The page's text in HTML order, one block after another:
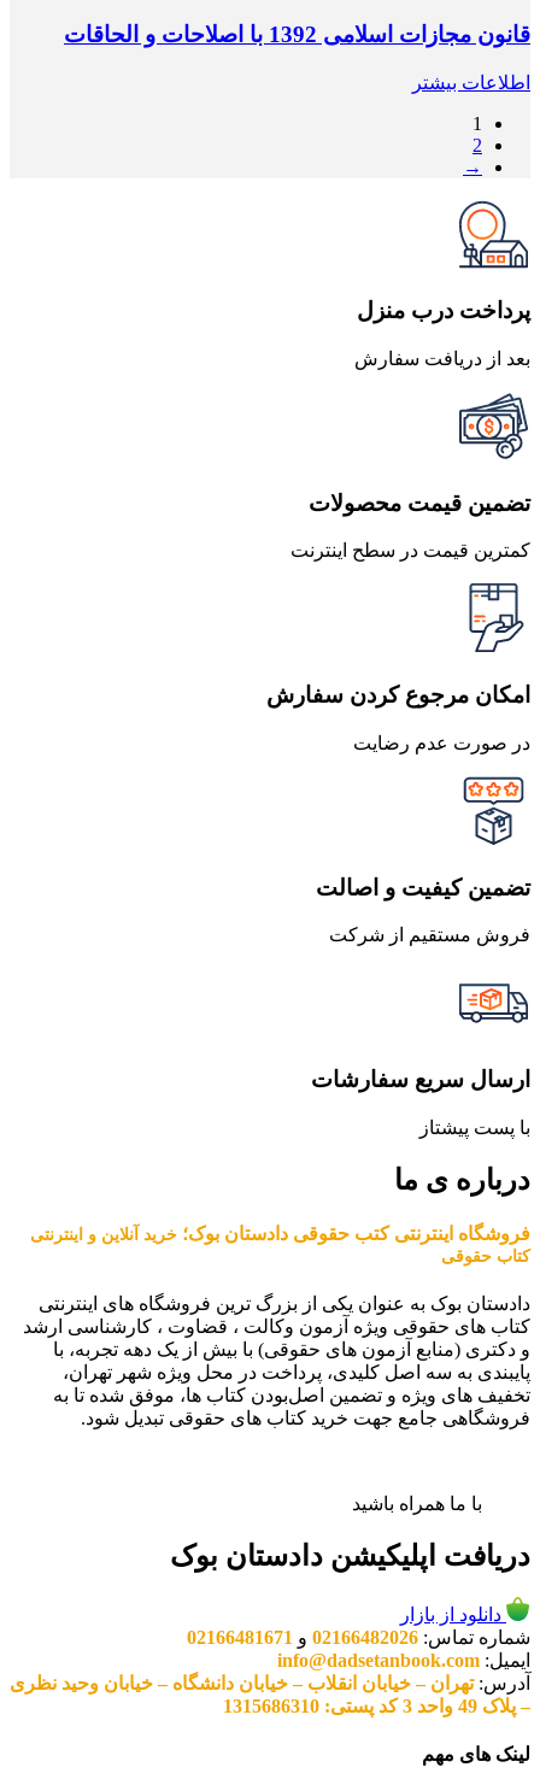
قانون مجازات اسلامی 1392 با اصلاحات و الحاقات
اطلاعات بیشتر
1
2
→
پرداخت درب منزل
بعد از دریافت سفارش
تضمین قیمت محصولات
کمترین قیمت در سطح اینترنت
امکان مرجوع کردن سفارش
در صورت عدم رضایت
تضمین کیفیت و اصالت
فروش مستقیم از شرکت
ارسال سریع سفارشات
با پست پیشتاز
درباره ی ما
فروشگاه اینترنتی کتب حقوقی دادستان بوک؛ خرید آنلاین و اینترنتی
کتاب حقوقی
دادستان بوک به عنوان یکی از بزرگ ترین فروشگاه های اینترنتی
کتاب های حقوقی ویژه آزمون وکالت ، قضاوت ، کارشناسی ارشد
و دکتری (منابع آزمون های حقوقی) با بیش از یک دهه تجربه، با
پایبندی به سه اصل کلیدی، پرداخت در محل ویژه شهر تهران،
تخفیف های ویژه و تضمین اصل‌بودن کتاب ها، موفق شده تا به
فروشگاهی جامع جهت خرید کتاب های حقوقی تبدیل شود.
با ما همراه باشید
دریافت اپلیکیشن دادستان بوک
دانلود از بازار
شماره تماس: 02166482026 و 02166481671
ایمیل: info@dadsetanbook.com
آدرس:تهران – خیابان انقلاب – خیابان دانشگاه – خیابان وحید نظری
– پلاک 49 واحد 3 کد پستی: 1315686310
لینک های مهم